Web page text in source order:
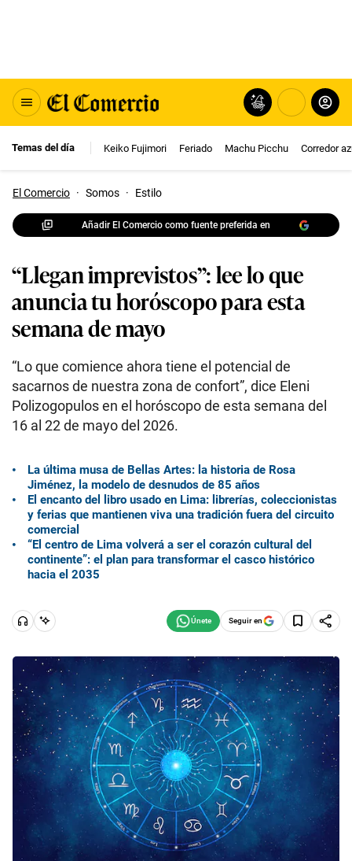
Temas del día Keiko Fujimori Feriado Machu Picchu Corredor
El Comercio · Somos · Estilo
Añadir El Comercio como fuente preferida en
“Llegan imprevistos”: lee lo que
anuncia tu horóscopo para esta
semana de mayo
“Lo que comience ahora tiene el potencial de
sacarnos de nuestra zona de confort”, dice Eleni
Polizogopulos en el horóscopo de esta semana del
16 al 22 de mayo del 2026.
La última musa de Bellas Artes: la historia de Rosa
Jiménez, la modelo de desnudos de 85 años
El encanto del libro usado en Lima: librerías, coleccionistas
y ferias que mantienen viva una tradición fuera del circuito
comercial
“El centro de Lima volverá a ser el corazón cultural del
continente”: el plan para transformar el casco histórico
hacia el 2035
Seguir en